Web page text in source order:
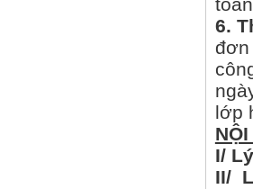
6.
lớp
I/
II/